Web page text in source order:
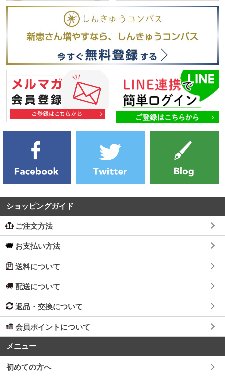
ショッピングガイド
ご注文方法
お支払い方法
送料について
配送について
返品・交換について
会員ポイントについて
メニュー
初めての方へ